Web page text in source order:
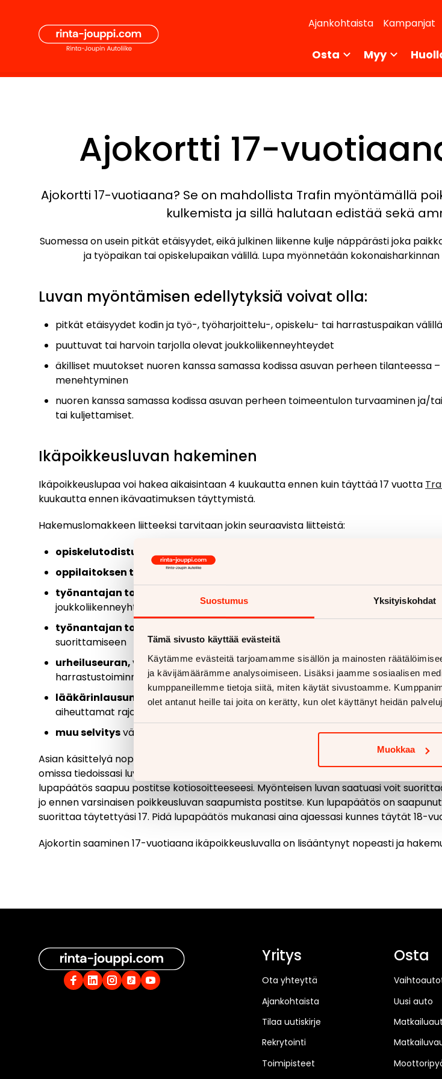
Suostumus Yksityiskohdat
Tämä sivusto käyttää evästeitä
Käytämme evästeitä tarjoamamme sisällön ja mainosten
ja kävijämäärämme analysoimiseen. Lisäksi jaamme sosiaalisen
kumppaneillemme tietoja siitä, miten käytät sivustoamme.
olet antanut heille tai joita on kerätty, kun olet käyttänyt heidän
Muokkaa
sisältöön
SecondaryAjankohtaista Kampanjat
Päävalikko
Osta Myy
Ajokortti 17-
Ajokortti 17-vuotiaana? Se on mahdollista Trafin myöntämällä
kulkemista ja sillä halutaan edistää sekä
Suomessa on usein pitkät etäisyydet, eikä julkinen liikenne kulje näppärästi joka
ja työpaikan tai opiskelupaikan välillä. Lupa myönnetään
Luvan myöntämisen edellytyksiä voivat olla:
pitkät etäisyydet kodin ja työ-, työharjoittelu-, opiskelu- tai harrastuspaikan välillä
puuttuvat tai harvoin tarjolla olevat joukkoliikenneyhteydet
äkilliset muutokset nuoren kanssa samassa kodissa asuvan perheen tilanteessa
menehtyminen
nuoren kanssa samassa kodissa asuvan perheen toimeentulon turvaaminen
tai kuljettamiset.
Ikäpoikkeusluvan hakeminen
Ikäpoikkeuslupaa voi hakea aikaisintaan 4 kuukautta ennen kuin täyttää 17 vuotta
kuukautta ennen ikävaatimuksen täyttymistä.
Hakemuslomakkeen liitteeksi tarvitaan jokin seuraavista liitteistä:
opiskelutodistus
, kun poikkeuslupaa haetaan koulumatkojen kulkemiseen
oppilaitoksen todistus liikkumistarpeesta
, kun poikkeuslupaa haetaan
työnantajan todistus
työpaikasta tai työharjoittelusta, kun poikkeuslupaa
joukkoliikenneyhteyksien takia
työnantajan todistus liikkumistarpeesta
, kun poikkeuslupaa haetaan
suorittamiseen
urheiluseuran, valmentajan, yhdistyksen,opiston tai muun vastaavan
harrastustoiminnasta
lääkärinlausunto tai muun terveydenhuollon ammattihenkilön laatima
aiheuttamat rajoitteet liikkumiseen ja välttämättömien asioiden hoitamiseen
muu selvitysvälttämättömästä kulkemistarpeesta (esimerkiksi vanhemman
Asian käsittelyä nopeuttaa mahdollisimman huolellisesti täytetty hakemus ja
omissa tiedoissasi luvan sitten, kun se on myönnetty. Lupahakemus maksaa 100 €
lupapäätös saapuu postitse kotiosoitteeseesi. Myönteisen luvan saatuasi voit
jo ennen varsinaisen poikkeusluvan saapumista postitse. Kun lupapäätös on
suorittaa täytettyäsi 17. Pidä lupapäätös mukanasi aina ajaessasi kunnes täytät 18-
Ajokortin saaminen 17-vuotiaana ikäpoikkeusluvalla on lisääntynyt nopeasti ja
Yritys
Ota yhteyttä
Ajankohtaista
Tilaa uutiskirje
Rekrytointi
Toimipisteet
Osta
Uusi auto